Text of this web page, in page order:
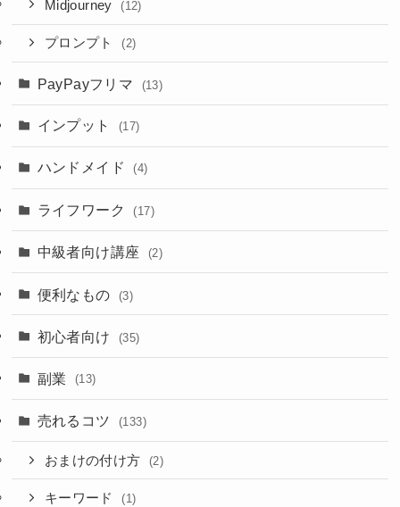
Midjourney (12)
プロンプト (2)
PayPayフリマ (13)
インプット (17)
ハンドメイド (4)
ライフワーク (17)
中級者向け講座 (2)
便利なもの (3)
初心者向け (35)
副業 (13)
売れるコツ (133)
おまけの付け方 (2)
キーワード (1)